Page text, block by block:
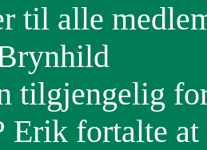
til alle
tilgjengelig
Erik fortalte at